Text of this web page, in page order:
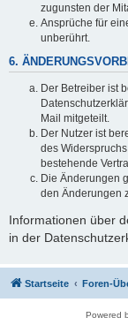
zugunsten der
Ansprüche für
unberührt.
6.
Der Betreiber ist
Mail mitgeteilt.
Der Nutzer ist
des
bestehende
Die Änderungen
den Änderungen
Informationen über
in der
Startseite Foren-
Powered